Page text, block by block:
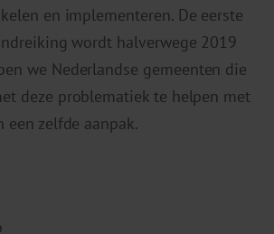
en implementeren. De eerste
wordt halverwege 2019
we Nederlandse gemeenten die
deze problematiek te helpen met
een zelfde aanpak.